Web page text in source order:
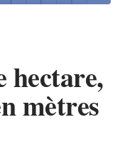
hectare,
mètres